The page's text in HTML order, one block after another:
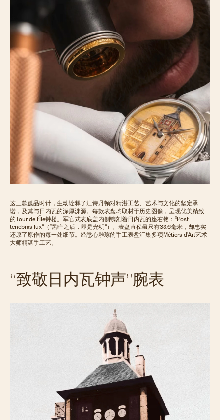
这三款孤品时计，生动诠释了江诗丹顿对精湛工艺、艺术与文化的坚定承
诺，及其与日内瓦的深厚渊源。每款表盘均取材于历史图像，呈现优美精致
的Tour de l’Île钟楼。军官式表底盖内侧镌刻着日内瓦的座右铭：“Post
tenebras lux”（“黑暗之后，即是光明”）。表盘直径虽只有33.6毫米，却忠实
还原了原作的每一处细节。经悉心雕琢的手工表盘汇集多项Métiers d’Art艺术
大师精湛手工艺。
“致敬日内瓦钟声”腕表